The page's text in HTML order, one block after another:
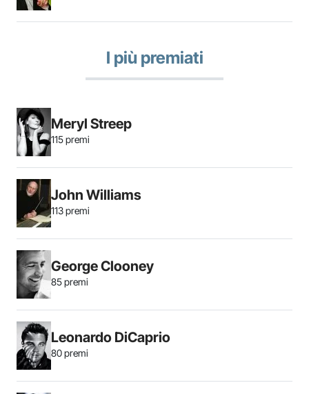
I più premiati
Meryl Streep
115 premi
John Williams
113 premi
George Clooney
85 premi
Leonardo DiCaprio
80 premi